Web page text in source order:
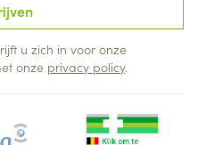
u zich in voor onze
onze privacy policy.